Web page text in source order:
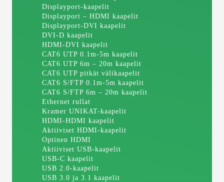
Displayport-kaapelit
Displayport – HDMI kaapelit
Displayport-DVI kaapelit
DVI-D kaapelit
HDMI-DVI kaapelit
CAT6 UTP 0.1m-5m kaapelit
CAT6 UTP 6m – 20m kaapelit
CAT6 UTP pitkät välikaapelit
CAT6 S/FTP 0.1m-5m kaapelit
CAT6 S/FTP 6m – 20m kaapelit
Ethernet rullat
Kramer UNIKAT-kaapelit
HDMI-HDMI kaapelit
Aktiiviset HDMI-kaapelit
Optinen HDMI
Aktiiviset USB-kaapelit
USB-C kaapelit
USB 2.0-kaapelit
USB 3.0 ja 3.1 kaapelit